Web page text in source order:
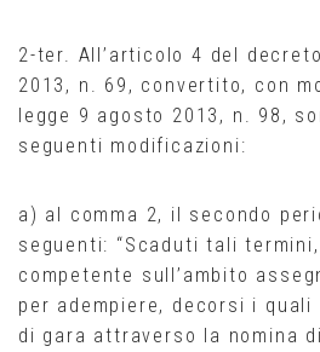
2-ter. All’articolo 4 del
2013, n. 69, convertito, con
legge 9 agosto 2013, n. 98,
seguenti modificazioni:
a) al comma 2, il secondo
seguenti: “Scaduti tali termini,
competente sull’ambito
per adempiere, decorsi i quali
di gara attraverso la nomina